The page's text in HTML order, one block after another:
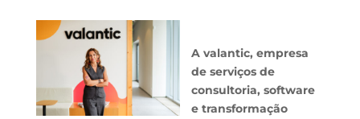
A valantic, empresa
de serviços de
consultoria, software
e transformação